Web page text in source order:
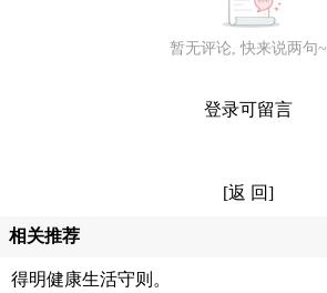
暂无评论, 快来说两句~
登录可留言
[返 回]
相关推荐
得明健康生活守则。